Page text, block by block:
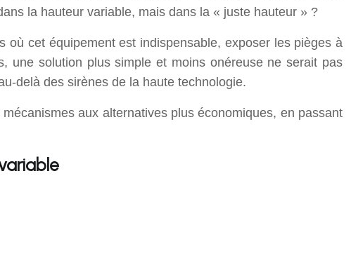
la hauteur variable, mais dans la « juste hauteur » ?
cet équipement est indispensable, exposer les pièges à
une solution plus simple et moins onéreuse ne serait pas
delà des sirènes de la haute technologie.
aux alternatives plus économiques, en passant